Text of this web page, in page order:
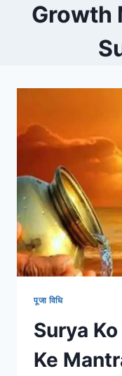
Growth
पूजा विधि
Surya
Ke Mantra